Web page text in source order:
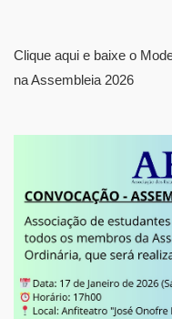
Clique aqui e baixe o
na Assembleia 2026